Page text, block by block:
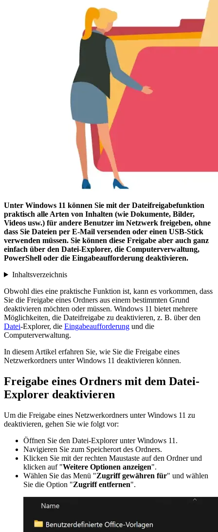
Unter Windows 11 können Sie mit der Dateifreigabefunktion
praktisch alle Arten von Inhalten (wie Dokumente, Bilder,
Videos usw.) für andere Benutzer im Netzwerk freigeben, ohne
dass Sie Dateien per E-Mail versenden oder einen USB-Stick
verwenden müssen. Sie können diese Freigabe aber auch ganz
einfach über den Datei-Explorer, die Computerverwaltung,
PowerShell oder die Eingabeaufforderung deaktivieren.
Inhaltsverzeichnis
Obwohl dies eine praktische Funktion ist, kann es vorkommen, dass
Sie die Freigabe eines Ordners aus einem bestimmten Grund
deaktivieren möchten oder müssen. Windows 11 bietet mehrere
Möglichkeiten, die Dateifreigabe zu deaktivieren, z. B. über den
Datei-Explorer, die Eingabeaufforderung und die
Computerverwaltung.
In diesem Artikel erfahren Sie, wie Sie die Freigabe eines
Netzwerkordners unter Windows 11 deaktivieren können.
Freigabe eines Ordners mit dem Datei-
Explorer deaktivieren
Um die Freigabe eines Netzwerkordners unter Windows 11 zu
deaktivieren, gehen Sie wie folgt vor:
Öffnen Sie den Datei-Explorer unter Windows 11.
Navigieren Sie zum Speicherort des Ordners.
Klicken Sie mit der rechten Maustaste auf den Ordner und
klicken auf "Weitere Optionen anzeigen".
Wählen Sie das Menü "Zugriff gewähren für" und wählen
Sie die Option "Zugriff entfernen".